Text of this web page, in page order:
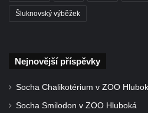
Kaple Panny Marie Růžencové na
Kostel svatého Jakuba ve Hřivicích
Kaple svatého Vavřince na návsi v
Šluknovský výběžek
Nejnovější příspěvky
Socha Chalikotérium v ZOO
Socha Smilodon v ZOO Hluboká